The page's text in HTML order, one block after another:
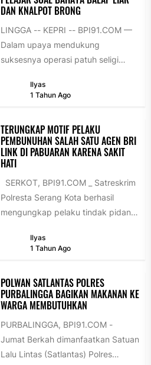
DAN KNALPOT BRONG
LINGGA -- KEPRI -- BPI91.COM —
Dalam upaya mendukung
suksesnya operasi patuh seligi
Lalu Lintas kembali...
Ilyas
1 Tahun Ago
TERUNGKAP MOTIF PELAKU
PEMBUNUHAN SALAH SATU AGEN BRI
LINK DI PABUARAN KARENA SAKIT
HATI
SERKOT, BPI91.COM _ Satreskrim
Polresta Serang Kota berhasil
mengungkap pelaku tindak pidana
Pabuaran...
Ilyas
1 Tahun Ago
POLWAN SATLANTAS POLRES
PURBALINGGA BAGIKAN MAKANAN KE
WARGA MEMBUTUHKAN
PURBALINGGA, BPI91.COM -
Jumat Berkah dimanfaatkan Satuan
Lalu Lintas (Satlantas) Polres